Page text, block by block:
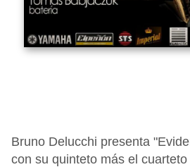
Bruno Delucchi presenta
con su quinteto más el